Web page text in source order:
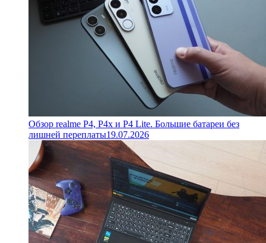
Обзор realme P4, P4x и P4 Lite. Большие батареи без
лишней переплаты19.07.2026